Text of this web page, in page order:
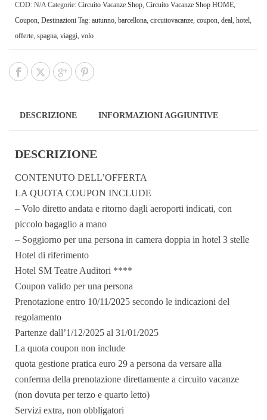
COD: N/A Categorie: Circuito Vacanze Shop, Circuito Vacanze Shop HOME,
Coupon, Destinazioni Tag: autunno, barcellona, circuitovacanze, coupon, deal, hotel,
offerte, spagna, viaggi, volo
DESCRIZIONE INFORMAZIONI AGGIUNTIVE
DESCRIZIONE
CONTENUTO DELL’OFFERTA
LA QUOTA COUPON INCLUDE
– Volo diretto andata e ritorno dagli aeroporti indicati, con
piccolo bagaglio a mano
– Soggiorno per una persona in camera doppia in hotel 3 stelle
Hotel di riferimento
Hotel SM Teatre Auditori ****
Coupon valido per una persona
Prenotazione entro 10/11/2025 secondo le indicazioni del
regolamento
Partenze dall’1/12/2025 al 31/01/2025
La quota coupon non include
quota gestione pratica euro 29 a persona da versare alla
conferma della prenotazione direttamente a circuito vacanze
(non dovuta per terzo e quarto letto)
Servizi extra, non obbligatori